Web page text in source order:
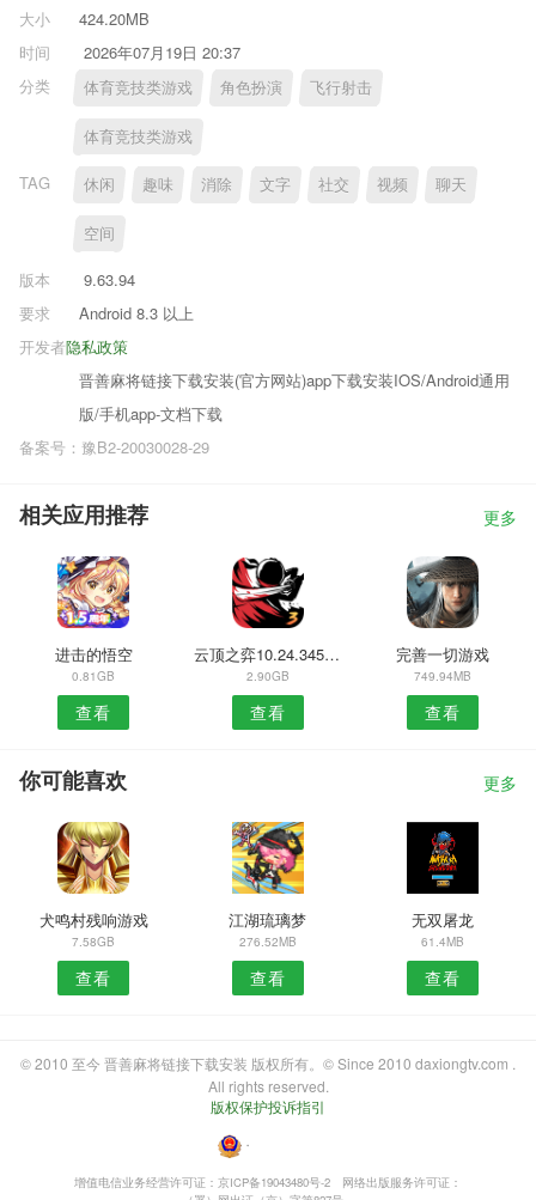
大小
424.20MB
时间
2026年07月19日 20:37
分类
体育竞技类游戏 角色扮演 飞行射击
体育竞技类游戏
TAG 休闲 趣味 消除 文字 社交 视频 聊天
空间
版本
9.63.94
要求
Android 8.3 以上
隐私政策
开发者
晋善麻将链接下载安装(官方网站)app下载安装IOS/Android通用
版/手机app-文档下载
备案号：豫B2-20030028-29
相关应用推荐 更多
进击的悟空
0.81GB
查看
云顶之弈10.24.3458390
2.90GB
查看
完善一切游戏
749.94MB
查看
你可能喜欢 更多
犬鸣村残响游戏
7.58GB
查看
江湖琉璃梦
276.52MB
查看
无双屠龙
61.4MB
查看
© 2010 至今 晋善麻将链接下载安装 版权所有。© Since 2010 daxiongtv.com .
All rights reserved.
版权保护投诉指引
・
增值电信业务经营许可证：京ICP备19043480号-2
网络出版服务许可证：